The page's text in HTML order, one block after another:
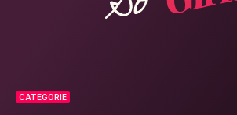
CATEGORIE